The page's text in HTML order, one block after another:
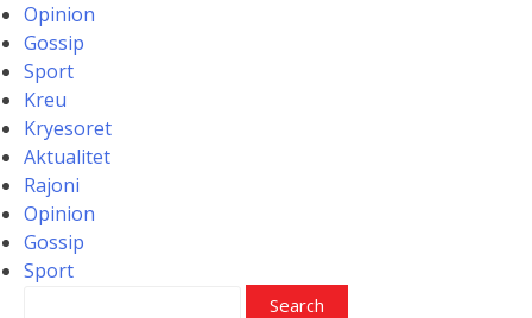
Opinion
Gossip
Sport
Kreu
Kryesoret
Aktualitet
Rajoni
Opinion
Gossip
Sport